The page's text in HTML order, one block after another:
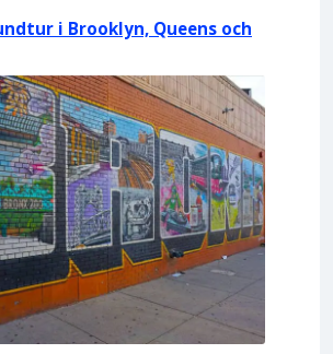
i Brooklyn, Queens och